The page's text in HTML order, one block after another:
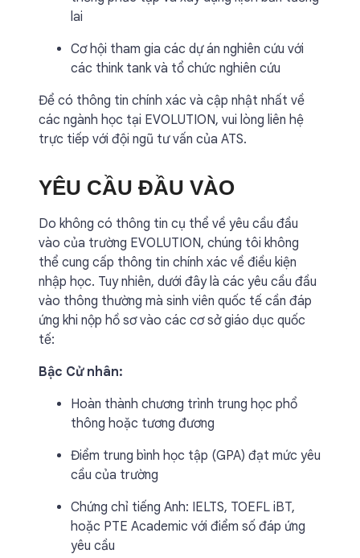
lai
Cơ hội tham gia các dự án nghiên cứu với
các think tank và tổ chức nghiên cứu
Để có thông tin chính xác và cập nhật nhất về
các ngành học tại EVOLUTION, vui lòng liên hệ
trực tiếp với đội ngũ tư vấn của ATS.
YÊU CẦU ĐẦU VÀO
Do không có thông tin cụ thể về yêu cầu đầu
vào của trường EVOLUTION, chúng tôi không
thể cung cấp thông tin chính xác về điều kiện
nhập học. Tuy nhiên, dưới đây là các yêu cầu đầu
vào thông thường mà sinh viên quốc tế cần đáp
ứng khi nộp hồ sơ vào các cơ sở giáo dục quốc
tế:
Bậc Cử nhân:
Hoàn thành chương trình trung học phổ
thông hoặc tương đương
Điểm trung bình học tập (GPA) đạt mức yêu
cầu của trường
Chứng chỉ tiếng Anh: IELTS, TOEFL iBT,
hoặc PTE Academic với điểm số đáp ứng
yêu cầu